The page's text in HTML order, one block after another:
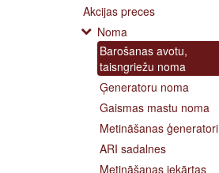
Akcijas preces
Noma
Barošanas avotu,
taisngriežu noma
Ģeneratoru noma
Gaismas mastu noma
Metināšanas ģeneratori
ARI sadalnes
Metināšanas iekārtas